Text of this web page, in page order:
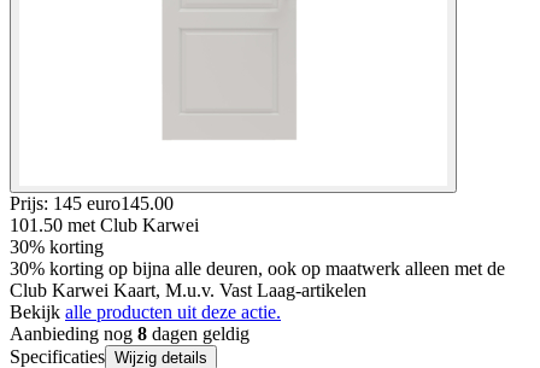
Prijs: 145 euro145.00
101.50 met Club Karwei
30% korting
30% korting op bijna alle deuren, ook op maatwerk alleen met de
Club Karwei Kaart, M.u.v. Vast Laag-artikelen
Bekijk alle producten uit deze actie.
Aanbieding nog 8 dagen geldig
Specificaties Wijzig details